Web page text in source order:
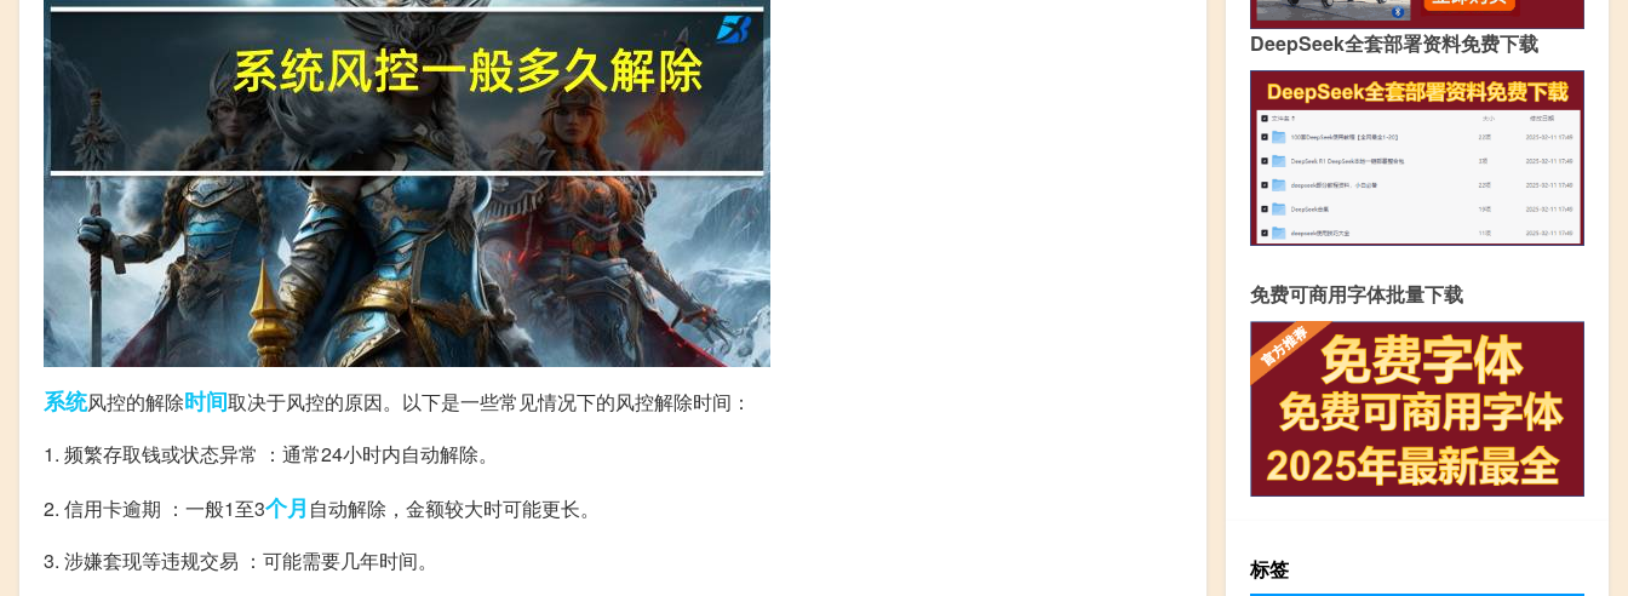
系统风控的解除时间取决于风控的原因。以下是一些常见情况下的风控解除时间：
1. 频繁存取钱或状态异常 ：通常24小时内自动解除。
2. 信用卡逾期 ：一般1至3个月 自动解除，金额较大时可能更长。
3. 涉嫌套现等违规交易 ：可能需要几年时间。
DeepSeek全套部署资料免费下载
免费可商用字体批量下载
标签